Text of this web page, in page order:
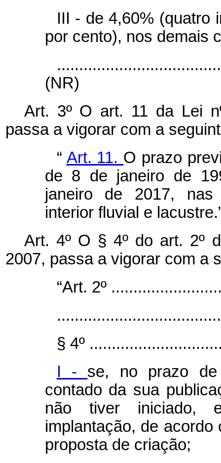
III - de 4,60% (quatro
por cento), nos demais
(NR)
Art. 3º O art. 11 da Lei
passa a vigorar com a
“ Art. 11. O prazo
de 8 de janeiro de
janeiro de 2017, nas
interior fluvial e
Art. 4º O § 4º do art. 2º
2007, passa a vigorar com a
“Art. 2º
§ 4º
I - se, no prazo
contado da sua
não tiver iniciado,
implantação, de
proposta de criação;